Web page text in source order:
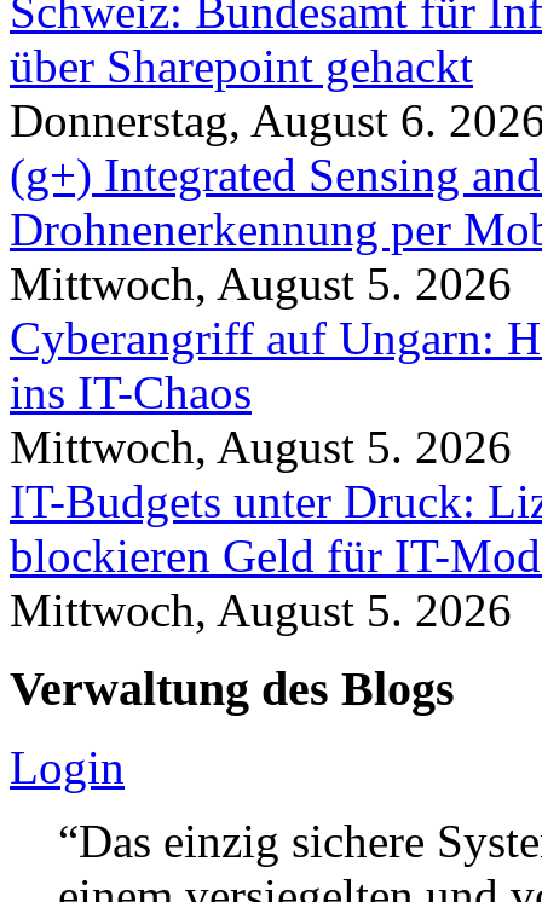
Schweiz: Bundesamt für
über Sharepoint gehackt
Donnerstag, August 6.
(g+) Integrated Sensing
Drohnenerkennung per
Mittwoch, August 5. 2026
Cyberangriff auf Ungarn:
ins IT-Chaos
Mittwoch, August 5. 2026
IT-Budgets unter Druck:
blockieren Geld für IT-
Mittwoch, August 5. 2026
Verwaltung des Blogs
Login
“Das einzig sichere